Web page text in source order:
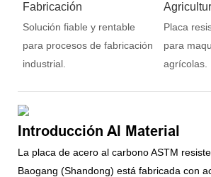
Fabricación
Solución fiable y rentable
para procesos de fabricación
industrial.
Placa
para
agrícolas.
Introducción Al Material
La placa de acero al carbono ASTM
Baogang (Shandong) está fabricada con